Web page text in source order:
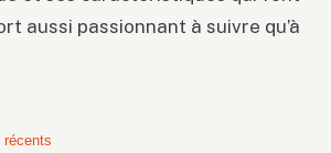
aussi passionnant à suivre qu’à